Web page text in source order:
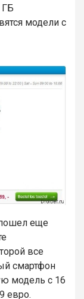
ГБ
модели с
еще
все
смартфон
модель с 16
евро.